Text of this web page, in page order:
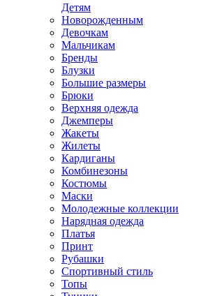
Детям
Новорожденным
Девочкам
Мальчикам
Бренды
Блузки
Большие размеры
Брюки
Верхняя одежда
Джемперы
Жакеты
Жилеты
Кардиганы
Комбинезоны
Костюмы
Маски
Молодежные коллекции
Нарядная одежда
Платья
Принт
Рубашки
Спортивный стиль
Топы